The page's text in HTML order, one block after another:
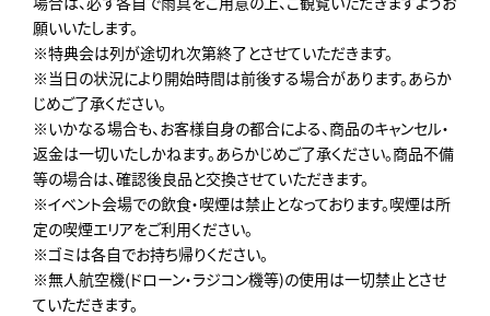
願いいたします。
※特典会は列が途切れ次第終了とさせていただきます。
※当日の状況により開始時間は前後する場合があります。あらか
じめご了承ください。
※いかなる場合も、お客様自身の都合による、商品のキャンセル・
返金は一切いたしかねます。あらかじめご了承ください。商品不備
等の場合は、確認後良品と交換させていただきます。
※イベント会場での飲食・喫煙は禁止となっております。喫煙は所
定の喫煙エリアをご利用ください。
※ゴミは各自でお持ち帰りください。
※無人航空機(ドローン・ラジコン機等)の使用は一切禁止とさせ
ていただきます。